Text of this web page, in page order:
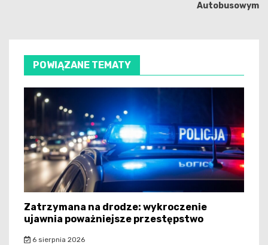
Autobusowym
POWIĄZANE TEMATY
Zatrzymana na drodze: wykroczenie
ujawnia poważniejsze przestępstwo
6 sierpnia 2026